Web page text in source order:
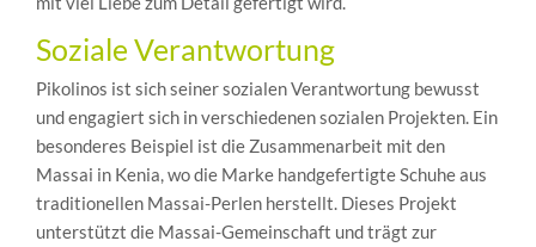
Soziale Verantwortung
Pikolinos ist sich seiner sozialen Verantwortung bewusst
und engagiert sich in verschiedenen sozialen Projekten. Ein
besonderes Beispiel ist die Zusammenarbeit mit den
Massai in Kenia, wo die Marke handgefertigte Schuhe aus
traditionellen Massai-Perlen herstellt. Dieses Projekt
unterstützt die Massai-Gemeinschaft und trägt zur